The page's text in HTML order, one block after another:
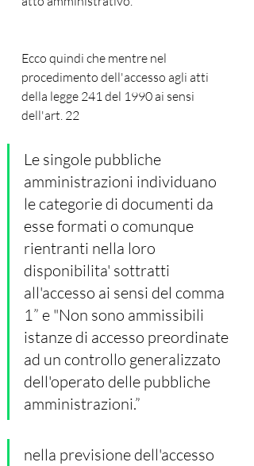
Ecco quindi che mentre nel
procedimento dell'accesso agli atti
della legge 241 del 1990 ai sensi
dell'art. 22
Le singole pubbliche
amministrazioni individuano
le categorie di documenti da
esse formati o comunque
rientranti nella loro
disponibilita' sottratti
all'accesso ai sensi del comma
1” e "Non sono ammissibili
istanze di accesso preordinate
ad un controllo generalizzato
dell'operato delle pubbliche
amministrazioni.”
nella previsione dell'accesso